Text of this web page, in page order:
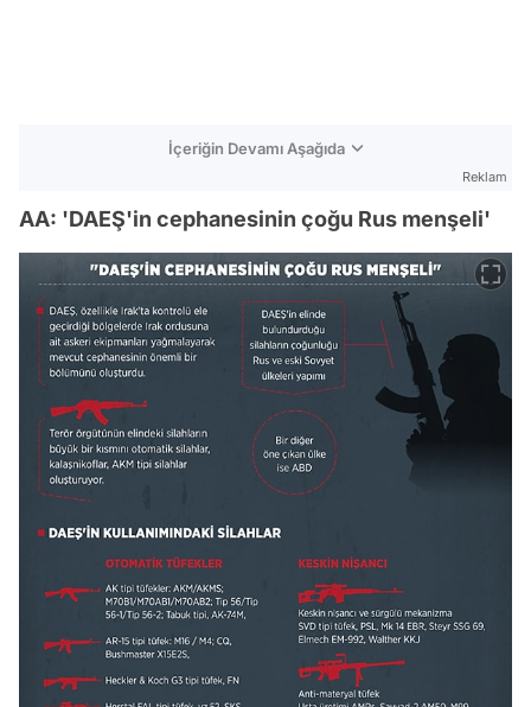
İçeriğin Devamı Aşağıda
Reklam
AA: 'DAEŞ'in cephanesinin çoğu Rus menşeli'